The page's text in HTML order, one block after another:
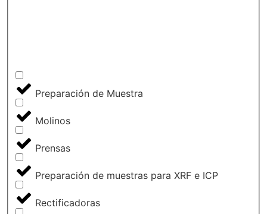
Preparación de Muestra
Molinos
Prensas
Preparación de muestras para XRF e ICP
Rectificadoras